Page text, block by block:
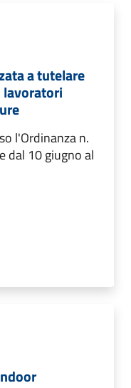
a tutelare
lavoratori
l'Ordinanza n.
dal 10 giugno al